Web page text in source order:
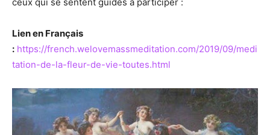
Lien en Français
: https://french.welovemassmeditation.com/2019/09/medi
tation-de-la-fleur-de-vie-toutes.html